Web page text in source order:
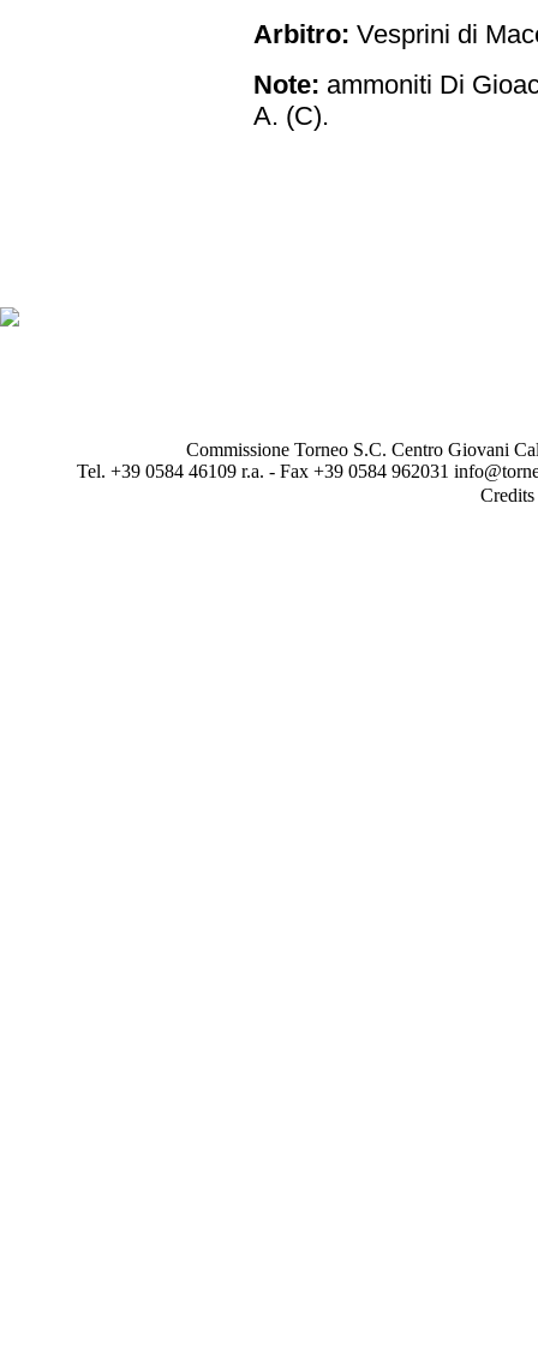
Arbitro: Vesprini di
Note: ammoniti Di
A. (C).
Commissione Torneo S.C. Centro Giovani
Tel. +39 0584 46109 r.a. - Fax +39 0584 962031
Credits